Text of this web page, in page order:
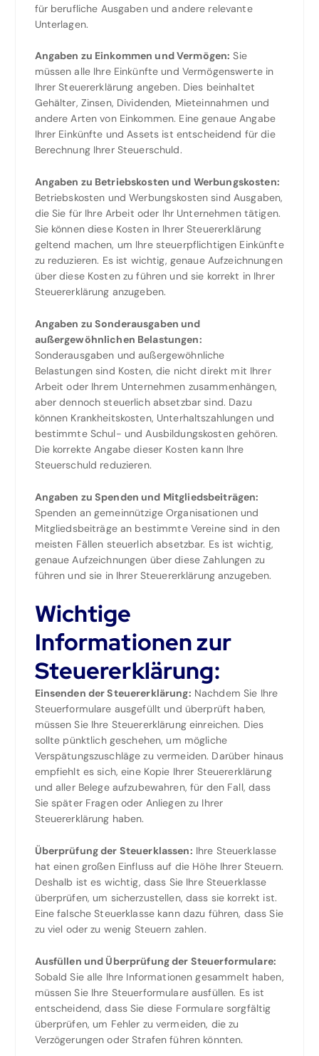
für berufliche Ausgaben und andere relevante
Unterlagen.
Angaben zu Einkommen und Vermögen: Sie
müssen alle Ihre Einkünfte und Vermögenswerte in
Ihrer Steuererklärung angeben. Dies beinhaltet
Gehälter, Zinsen, Dividenden, Mieteinnahmen und
andere Arten von Einkommen. Eine genaue Angabe
Ihrer Einkünfte und Assets ist entscheidend für die
Berechnung Ihrer Steuerschuld.
Angaben zu Betriebskosten und Werbungskosten:
Betriebskosten und Werbungskosten sind Ausgaben,
die Sie für Ihre Arbeit oder Ihr Unternehmen tätigen.
Sie können diese Kosten in Ihrer Steuererklärung
geltend machen, um Ihre steuerpflichtigen Einkünfte
zu reduzieren. Es ist wichtig, genaue Aufzeichnungen
über diese Kosten zu führen und sie korrekt in Ihrer
Steuererklärung anzugeben.
Angaben zu Sonderausgaben und
außergewöhnlichen Belastungen:
Sonderausgaben und außergewöhnliche
Belastungen sind Kosten, die nicht direkt mit Ihrer
Arbeit oder Ihrem Unternehmen zusammenhängen,
aber dennoch steuerlich absetzbar sind. Dazu
können Krankheitskosten, Unterhaltszahlungen und
bestimmte Schul- und Ausbildungskosten gehören.
Die korrekte Angabe dieser Kosten kann Ihre
Steuerschuld reduzieren.
Angaben zu Spenden und Mitgliedsbeiträgen:
Spenden an gemeinnützige Organisationen und
Mitgliedsbeiträge an bestimmte Vereine sind in den
meisten Fällen steuerlich absetzbar. Es ist wichtig,
genaue Aufzeichnungen über diese Zahlungen zu
führen und sie in Ihrer Steuererklärung anzugeben.
Wichtige
Informationen zur
Steuererklärung:
Einsenden der Steuererklärung: Nachdem Sie Ihre
Steuerformulare ausgefüllt und überprüft haben,
müssen Sie Ihre Steuererklärung einreichen. Dies
sollte pünktlich geschehen, um mögliche
Verspätungszuschläge zu vermeiden. Darüber hinaus
empfiehlt es sich, eine Kopie Ihrer Steuererklärung
und aller Belege aufzubewahren, für den Fall, dass
Sie später Fragen oder Anliegen zu Ihrer
Steuererklärung haben.
Überprüfung der Steuerklassen: Ihre Steuerklasse
hat einen großen Einfluss auf die Höhe Ihrer Steuern.
Deshalb ist es wichtig, dass Sie Ihre Steuerklasse
überprüfen, um sicherzustellen, dass sie korrekt ist.
Eine falsche Steuerklasse kann dazu führen, dass Sie
zu viel oder zu wenig Steuern zahlen.
Ausfüllen und Überprüfung der Steuerformulare:
Sobald Sie alle Ihre Informationen gesammelt haben,
müssen Sie Ihre Steuerformulare ausfüllen. Es ist
entscheidend, dass Sie diese Formulare sorgfältig
überprüfen, um Fehler zu vermeiden, die zu
Verzögerungen oder Strafen führen könnten.